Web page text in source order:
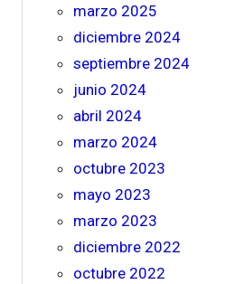
marzo 2025
diciembre 2024
septiembre 2024
junio 2024
abril 2024
marzo 2024
octubre 2023
mayo 2023
marzo 2023
diciembre 2022
octubre 2022